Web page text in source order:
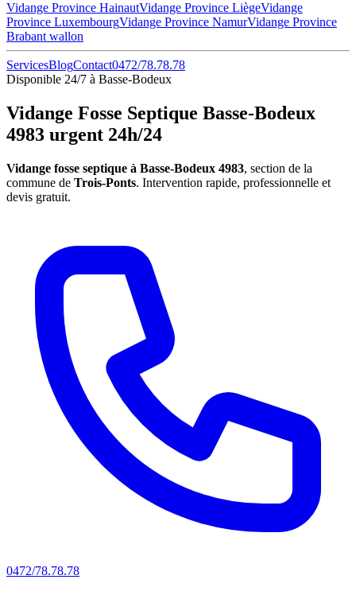
Vidange Province HainautVidange Province LiègeVidange
Province LuxembourgVidange Province NamurVidange Province
Brabant wallon
ServicesBlogContact0472/78.78.78
Disponible 24/7 à Basse-Bodeux
Vidange Fosse Septique Basse-Bodeux
4983 urgent 24h/24
Vidange fosse septique à Basse-Bodeux 4983, section de la
commune de Trois-Ponts. Intervention rapide, professionnelle et
devis gratuit.
0472/78.78.78